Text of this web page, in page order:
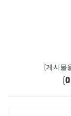
(게시물
(0